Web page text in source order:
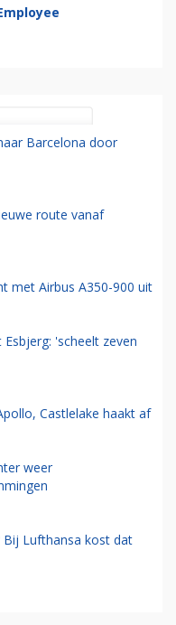
Barcelona door
route vanaf
met Airbus A350-900 uit
'scheelt zeven
Castlelake haakt af
weer
Bij Lufthansa kost dat